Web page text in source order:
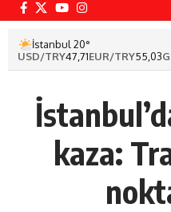
İstanbul 20°
USD/TRY47,71EUR/TRY55,03
kaza: